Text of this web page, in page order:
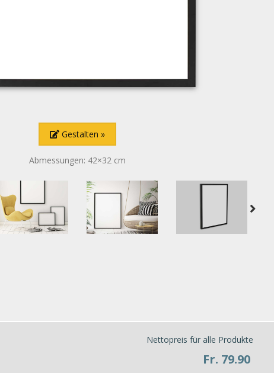
Gestalten
Abmessungen: 42×32 cm
Nettopreis für alle Produkte
Fr. 79.90